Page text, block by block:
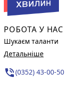
РОБОТА У НАС
Шукаєм таланти
Детальніше
phone_in_talk(0352) 43-00-50